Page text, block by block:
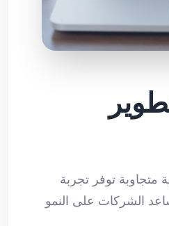
متجاوبة توفر تجربة
الشركات على النمو